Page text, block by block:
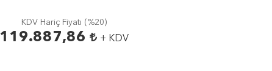
KDV Hariç Fiyatı (%20)
119.887,86 + KDV